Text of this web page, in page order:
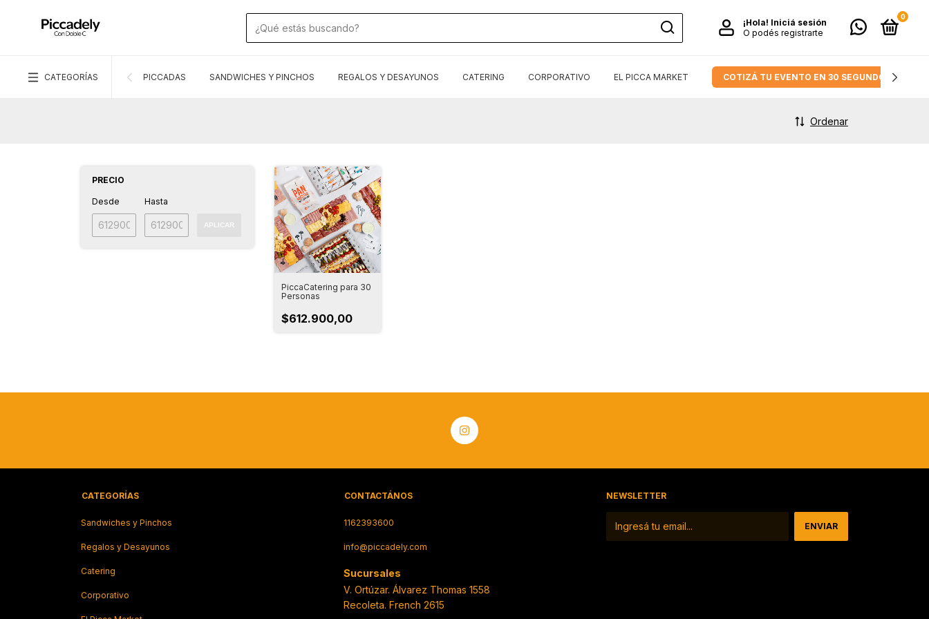
¡Hola! Iniciá sesión
O podés registrarte
0
CATEGORÍAS PICCADAS SANDWICHES Y PINCHOS REGALOS Y DESAYUNOS CATERING CORPORATIVO EL PICCA MARKET COTIZÁ TU EVENTO EN 30 SEGUNDOS.
Ordenar
PRECIO
Desde Hasta
APLICAR
PiccaCatering para 30
Personas
$612.900,00
CATEGORÍAS
Sandwiches y Pinchos
Regalos y Desayunos
Catering
Corporativo
CONTACTÁNOS
1162393600
info@piccadely.com
NEWSLETTER